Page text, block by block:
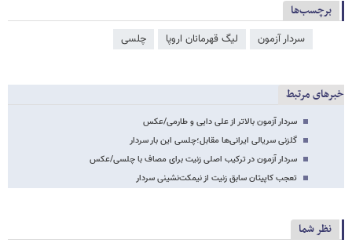
برچسب‌ها
سردار آزمون لیگ قهرمانان اروپا چلسی
خبرهای مرتبط
سردار آزمون بالاتر از علی دایی و طارمی/عکس
گلزنی سریالی ایرانی‌ها مقابل؛چلسی این بار سردار
سردار آزمون در ترکیب اصلی زنیت برای مصاف با چلسی/عکس
تعجب کاپیتان سابق زنیت از نیمکت‌نشینی سردار
نظر شما